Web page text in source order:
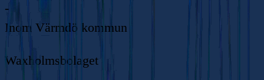
-
Inom Värmdö kommun
Waxholmsbolaget